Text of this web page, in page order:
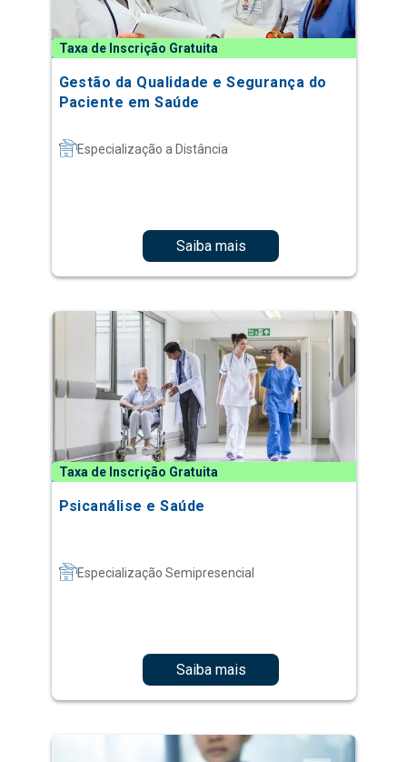
Taxa de Inscrição Gratuita
Gestão da Qualidade e Segurança do
Paciente em Saúde
Especialização a Distância
Saiba mais
Taxa de Inscrição Gratuita
Psicanálise e Saúde
Especialização Semipresencial
Saiba mais